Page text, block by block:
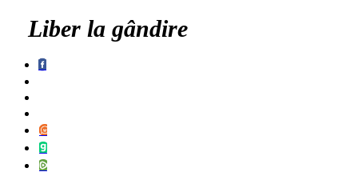
Liber la gândire